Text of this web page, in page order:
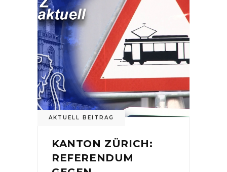
AKTUELL BEITRAG
KANTON ZÜRICH:
REFERENDUM